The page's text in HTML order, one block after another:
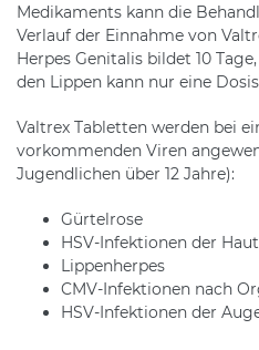
Medikaments kann die
Verlauf der Einnahme von
Herpes Genitalis bildet 10
den Lippen kann nur eine
Valtrex Tabletten werden bei
vorkommenden Viren
Jugendlichen über 12 Jahre):
Gürtelrose
HSV-Infektionen der
Lippenherpes
CMV-Infektionen nach
HSV-Infektionen der